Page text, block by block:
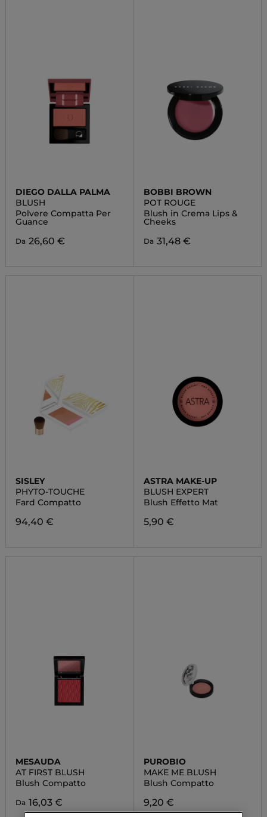
DIEGO DALLA PALMA
BLUSH
Polvere Compatta Per
Guance
Da 26,60 €
BOBBI BROWN
POT ROUGE
Blush in Crema Lips &
Cheeks
Da 31,48 €
SISLEY
PHYTO-TOUCHE
Fard Compatto
94,40 €
ASTRA MAKE-UP
BLUSH EXPERT
Blush Effetto Mat
5,90 €
MESAUDA
AT FIRST BLUSH
Blush Compatto
Da 16,03 €
PUROBIO
MAKE ME BLUSH
Blush Compatto
9,20 €